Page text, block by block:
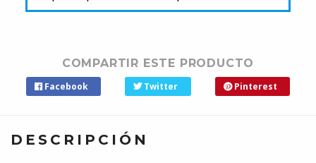
COMPARTIR ESTE PRODUCTO
Facebook Twitter Pinterest
DESCRIPCIÓN